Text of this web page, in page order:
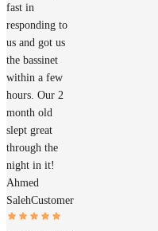
fast in
responding to
us and got us
the bassinet
within a few
hours. Our 2
month old
slept great
through the
night in it!
Ahmed
SalehCustomer